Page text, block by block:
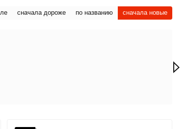
сначала дороже по названию сначала новые